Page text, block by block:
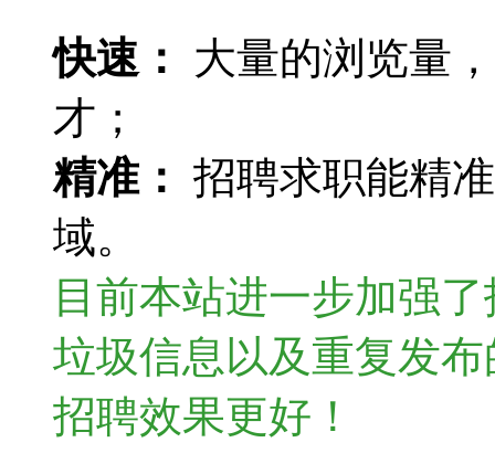
快速：
大量的浏览量
才；
精准： 招聘求职能精
域。
目前本站进一步加强
垃圾信息以及重复发
招聘效果更好！